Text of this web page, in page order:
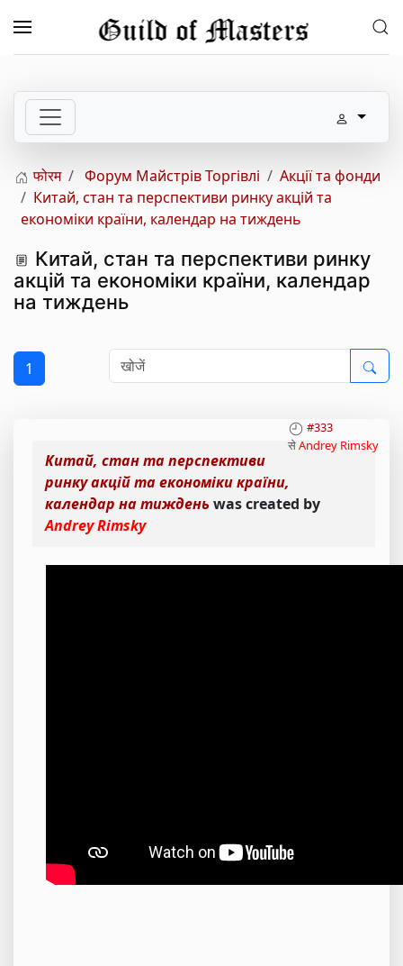
Skip to main content
फोरम Форум Майстрів Торгівлі
Акції та фонди
Китай, стан та перспективи ринку акцій та
економіки країни, календар на тиждень
Китай, стан та перспективи ринку
акцій та економіки країни, календар
на тиждень
1
#333
सेAndrey Rimsky
Китай, стан та перспективи
ринку акцій та економіки країни,
календар на тиждень was created by
Andrey Rimsky